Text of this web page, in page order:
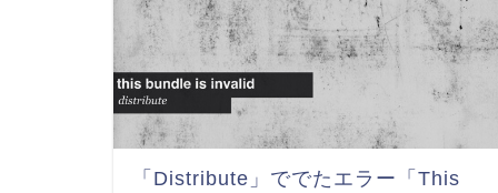
「Distribute」ででたエラー「This